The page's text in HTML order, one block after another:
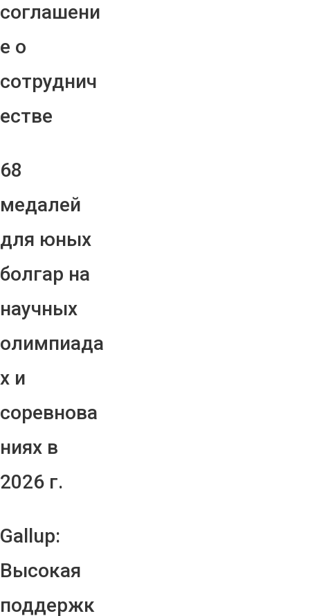
соглашени
е о
сотруднич
естве
68
медалей
для юных
болгар на
научных
олимпиада
х и
соревнова
ниях в
2026 г.
Gallup:
Высокая
поддержк